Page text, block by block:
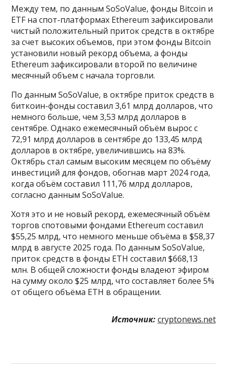
Между тем, по данным SoSoValue, фонды Bitcoin и
ETF на спот-платформах Ethereum зафиксировали
чистый положительный приток средств в октябре
за счет высоких объемов, при этом фонды Bitcoin
установили новый рекорд объема, а фонды
Ethereum зафиксировали второй по величине
месячный объем с начала торговли.
По данным SoSoValue, в октябре приток средств в
биткоин-фонды составил 3,61 млрд долларов, что
немного больше, чем 3,53 млрд долларов в
сентябре. Однако ежемесячный объём вырос с
72,91 млрд долларов в сентябре до 133,45 млрд
долларов в октябре, увеличившись на 83%.
Октябрь стал самым высоким месяцем по объёму
инвестиций для фондов, обогнав март 2024 года,
когда объём составил 111,76 млрд долларов,
согласно данным SoSoValue.
Хотя это и не новый рекорд, ежемесячный объём
торгов спотовыми фондами Ethereum составил
$55,25 млрд, что немного меньше объёма в $58,37
млрд в августе 2025 года. По данным SoSoValue,
приток средств в фонды ETH составил $668,13
млн. В общей сложности фонды владеют эфиром
на сумму около $25 млрд, что составляет более 5%
от общего объёма ETH в обращении.
Источник: cryptonews.net